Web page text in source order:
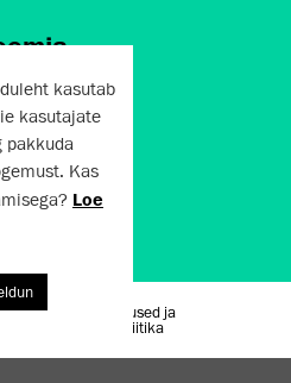
Kasutustingimused ja
privaatsuspoliitika
kasutab
kasutajate
pakkuda
Kas
Loe